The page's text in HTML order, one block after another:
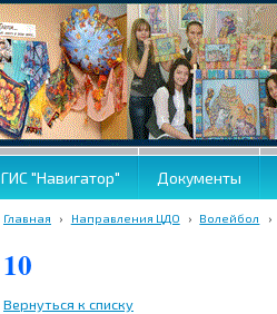
ГИС "Навигатор" Документы
Главная › Направления ЦДО › Волейбол ›
10
Вернуться к списку